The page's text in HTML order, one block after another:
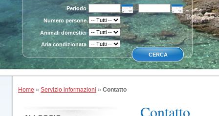
Periodo
Numero persone
Animali domestici
Aria condizionata
Home » Servizio informazioni » Contatto
Contatto